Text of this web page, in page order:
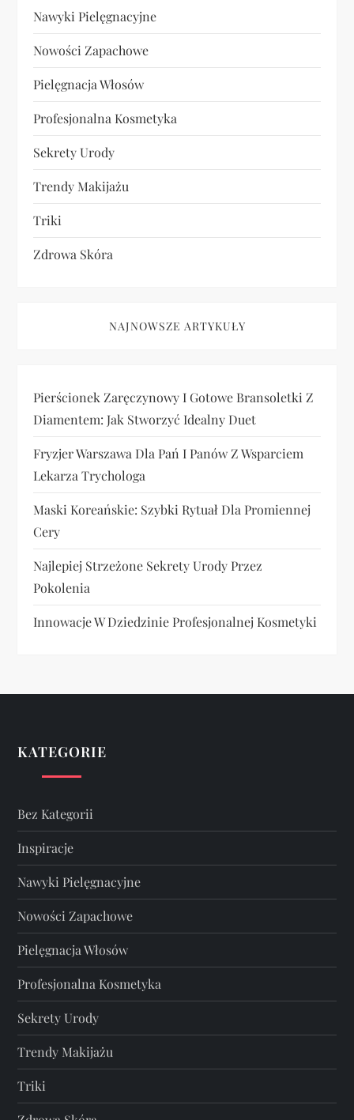
Nawyki Pielęgnacyjne
Nowości Zapachowe
Pielęgnacja Włosów
Profesjonalna Kosmetyka
Sekrety Urody
Trendy Makijażu
Triki
Zdrowa Skóra
NAJNOWSZE ARTYKUŁY
Pierścionek Zaręczynowy I Gotowe Bransoletki Z
Diamentem: Jak Stworzyć Idealny Duet
Fryzjer Warszawa Dla Pań I Panów Z Wsparciem
Lekarza Trychologa
Maski Koreańskie: Szybki Rytuał Dla Promiennej
Cery
Najlepiej Strzeżone Sekrety Urody Przez
Pokolenia
Innowacje W Dziedzinie Profesjonalnej Kosmetyki
KATEGORIE
Bez Kategorii
Inspiracje
Nawyki Pielęgnacyjne
Nowości Zapachowe
Pielęgnacja Włosów
Profesjonalna Kosmetyka
Sekrety Urody
Trendy Makijażu
Triki